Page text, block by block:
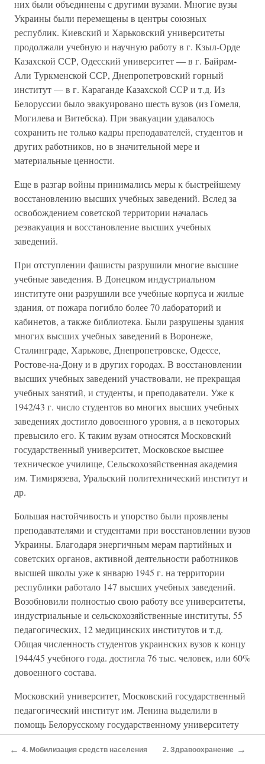
них были объединены с другими вузами. Многие вузы
Украины были перемещены в центры союзных
республик. Киевский и Харьковский университеты
продолжали учебную и научную работу в г. Кзыл-Орде
Казахской ССР, Одесский университет — в г. Байрам-
Али Туркменской ССР, Днепропетровский горный
институт — в г. Караганде Казахской ССР и т.д. Из
Белоруссии было эвакуировано шесть вузов (из Гомеля,
Могилева и Витебска). При эвакуации удавалось
сохранить не только кадры преподавателей, студентов и
других работников, но в значительной мере и
материальные ценности.
Еще в разгар войны принимались меры к быстрейшему
восстановлению высших учебных заведений. Вслед за
освобождением советской территории началась
реэвакуация и восстановление высших учебных
заведений.
При отступлении фашисты разрушили многие высшие
учебные заведения. В Донецком индустриальном
институте они разрушили все учебные корпуса и жилые
здания, от пожара погибло более 70 лабораторий и
кабинетов, а также библиотека. Были разрушены здания
многих высших учебных заведений в Воронеже,
Сталинграде, Харькове, Днепропетровске, Одессе,
Ростове-на-Дону и в других городах. В восстановлении
высших учебных заведений участвовали, не прекращая
учебных занятий, и студенты, и преподаватели. Уже к
1942/43 г. число студентов во многих высших учебных
заведениях достигло довоенного уровня, а в некоторых
превысило его. К таким вузам относятся Московский
государственный университет, Московское высшее
техническое училище, Сельскохозяйственная академия
им. Тимирязева, Уральский политехнический институт и
др.
Большая настойчивость и упорство были проявлены
преподавателями и студентами при восстановлении вузов
Украины. Благодаря энергичным мерам партийных и
советских органов, активной деятельности работников
высшей школы уже к январю 1945 г. на территории
республики работало 147 высших учебных заведений.
Возобновили полностью свою работу все университеты,
индустриальные и сельскохозяйственные институты, 55
педагогических, 12 медицинских институтов и т.д.
Общая численность студентов украинских вузов к концу
1944/45 учебного года. достигла 76 тыс. человек, или 60%
довоенного состава.
Московский университет, Московский государственный
педагогический институт им. Ленина выделили в
помощь Белорусскому государственному университету
лабораторное оборудование, учебники и учебные
пособия. С октября 1943 г. он начал работать под
← 4. Мобилизация средств населения 2. Здравоохранение →